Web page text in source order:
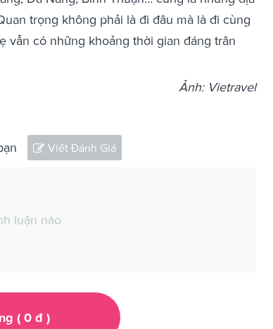
trọng không phải là đi đâu mà là đi cùng
vẫn có những khoảng thời gian đáng trân
Ảnh: Vietravel
Viết Đánh Giá
luận nào
( 0đ )